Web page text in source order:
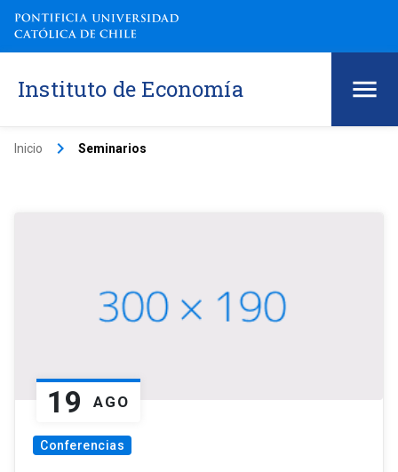
Instituto de Economía
Inicio keyboard_arrow_right Seminarios
19 AGO
Conferencias